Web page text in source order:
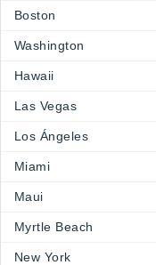
Boston
Washington
Hawaii
Las Vegas
Los Ángeles
Miami
Maui
Myrtle Beach
New York